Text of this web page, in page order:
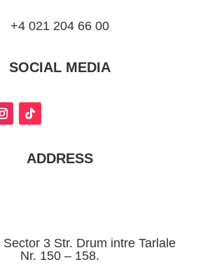
+4 021 204 66 00
SOCIAL MEDIA
ADDRESS
3 Str. Drum intre Tarlale
Nr. 150 – 158.